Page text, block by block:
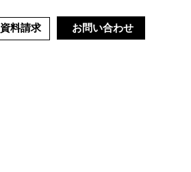
資料請求 お問い合わせ